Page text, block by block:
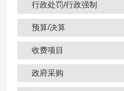
行政处罚/行政强制
预算/决算
收费项目
政府采购